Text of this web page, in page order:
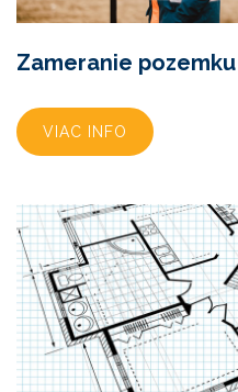
Zameranie pozemku
VIAC INFO